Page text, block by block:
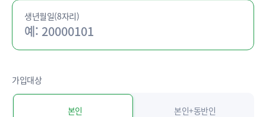
가입대상
본인 본인+동반인
생년월일(8자리)